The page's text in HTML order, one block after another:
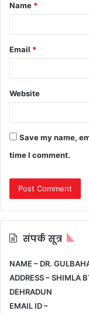
*
Name *
Email *
Website
Save my name,
time I comment.
संपर्क सूत्र
NAME – DR.
ADDRESS – SHIMLA
DEHRADUN
EMAIL ID –